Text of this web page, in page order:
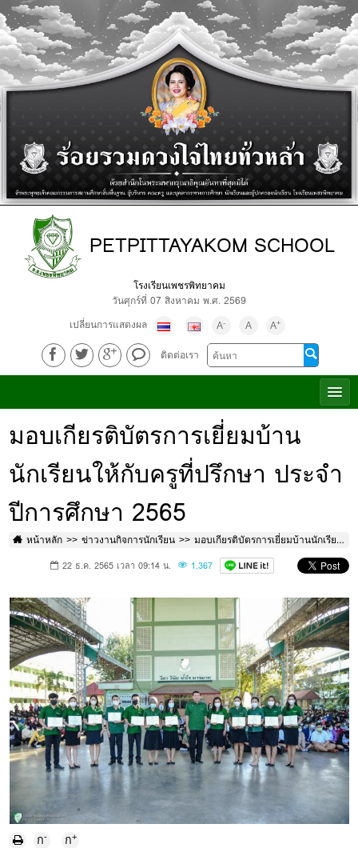
PETPITTAYAKOM SCHOOL
โรงเรียนเพชรพิทยาคม
วันศุกร์ที่ 07 สิงหาคม พ.ศ. 2569
เปลี่ยนการแสดงผล
A- A A+
ติดต่อเรา
มอบเกียรติบัตรการเยี่ยมบ้าน
นักเรียนให้กับครูที่ปรึกษา ประจำ
ปีการศึกษา 2565
หน้าหลัก ข่าวงานกิจการนักเรียน มอบเกียรติบัตรการเยี่ยมบ้านนักเรียนให้กับครูที่ปรึกษา ประจำปีการศึกษา 2565
22 ธ.ค. 2565 เวลา 09:14 น. 1,367
ก- ก+